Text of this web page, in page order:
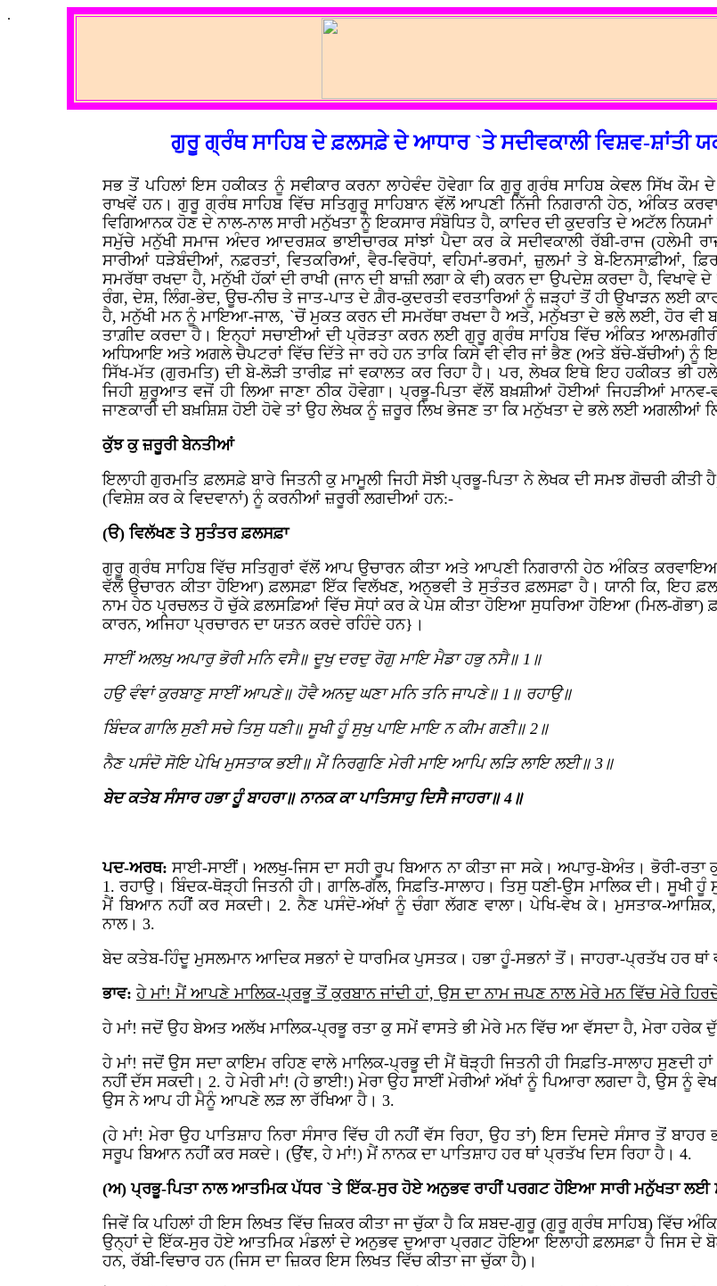
.
ਗੁਰੂ ਗ੍ਰੰਥ ਸਾਹਿਬ ਦੇ ਫ਼ਲਸਫ਼ੇ ਦੇ ਆਧਾਰ `ਤੇ ਸਦੀਵਕਾਲੀ ਵਿਸ਼ਵ-ਸ਼ਾਂਤੀ
ਸਭ ਤੋਂ ਪਹਿਲਾਂ ਇਸ ਹਕੀਕਤ ਨੂੰ ਸਵੀਕਾਰ ਕਰਨਾ ਲਾਹੇਵੰਦ ਹੋਵੇਗਾ ਕਿ ਗੁਰੂ ਗ੍ਰੰਥ ਸਾਹਿਬ ਕੇਵਲ ਸਿੱਖ
ਰਾਖਵੇਂ ਹਨ। ਗੁਰੂ ਗ੍ਰੰਥ ਸਾਹਿਬ ਵਿੱਚ ਸਤਿਗੁਰੂ ਸਾਹਿਬਾਨ ਵੱਲੋਂ ਆਪਣੀ ਨਿੱਜੀ ਨਿਗਰਾਨੀ ਹੇਠ, ਅੰਕਿਤ
ਵਿਗਿਆਨਕ ਹੋਣ ਦੇ ਨਾਲ-ਨਾਲ ਸਾਰੀ ਮਨੁੱਖਤਾ ਨੂੰ ਇਕਸਾਰ ਸੰਬੋਧਿਤ ਹੈ, ਕਾਦਿਰ ਦੀ ਕੁਦਰਤਿ ਦੇ ਅਟੱਲ
ਸਮੁੱਚੇ ਮਨੁੱਖੀ ਸਮਾਜ ਅੰਦਰ ਆਦਰਸ਼ਕ ਭਾਈਚਾਰਕ ਸਾਂਝਾਂ ਪੈਦਾ ਕਰ ਕੇ ਸਦੀਵਕਾਲੀ ਰੱਬੀ-ਰਾਜ (ਹਲੇਮੀ
ਸਾਰੀਆਂ ਧੜੇਬੰਦੀਆਂ, ਨਫ਼ਰਤਾਂ, ਵਿਤਕਰਿਆਂ, ਵੈਰ-ਵਿਰੋਧਾਂ, ਵਹਿਮਾਂ-ਭਰਮਾਂ, ਜ਼ੁਲਮਾਂ ਤੇ ਬੇ-ਇਨਸਾਫ਼ੀਆਂ,
ਸਮਰੱਥਾ ਰਖਦਾ ਹੈ, ਮਨੁੱਖੀ ਹੱਕਾਂ ਦੀ ਰਾਖੀ (ਜਾਨ ਦੀ ਬਾਜ਼ੀ ਲਗਾ ਕੇ ਵੀ) ਕਰਨ ਦਾ ਉਪਦੇਸ਼ ਕਰਦਾ ਹੈ, ਵਿਖਾਵੇ
ਰੰਗ, ਦੇਸ਼, ਲਿੰਗ-ਭੇਦ, ਊਚ-ਨੀਚ ਤੇ ਜਾਤ-ਪਾਤ ਦੇ ਗ਼ੈਰ-ਕੁਦਰਤੀ ਵਰਤਾਰਿਆਂ ਨੂੰ ਜ਼ੜ੍ਹਾਂ ਤੋਂ ਹੀ ਉਖਾੜਨ ਲਈ
ਹੈ, ਮਨੁੱਖੀ ਮਨ ਨੂੰ ਮਾਇਆ-ਜਾਲ, `ਚੋਂ ਮੁਕਤ ਕਰਨ ਦੀ ਸਮਰੱਥਾ ਰਖਦਾ ਹੈ ਅਤੇ, ਮਨੁੱਖਤਾ ਦੇ ਭਲੇ ਲਈ, ਹੋਰ ਵੀ
ਤਾਗ਼ੀਦ ਕਰਦਾ ਹੈ। ਇਨ੍ਹਾਂ ਸਚਾਈਆਂ ਦੀ ਪ੍ਰੋੜਤਾ ਕਰਨ ਲਈ ਗੁਰੂ ਗ੍ਰੰਥ ਸਾਹਿਬ ਵਿੱਚ ਅੰਕਿਤ
ਅਧਿਆਇ ਅਤੇ ਅਗਲੇ ਚੈਪਟਰਾਂ ਵਿੱਚ ਦਿੱਤੇ ਜਾ ਰਹੇ ਹਨ ਤਾਕਿ ਕਿਸੇ ਵੀ ਵੀਰ ਜਾਂ ਭੈਣ (ਅਤੇ ਬੱਚੇ-ਬੱਚੀਆਂ) ਨੂੰ
ਸਿੱਖ-ਮੱਤ (ਗੁਰਮਤਿ) ਦੀ ਬੇ-ਲੋੜੀ ਤਾਰੀਫ਼ ਜਾਂ ਵਕਾਲਤ ਕਰ ਰਿਹਾ ਹੈ। ਪਰ, ਲੇਖਕ ਇਥੇ ਇਹ ਹਕੀਕਤ ਭੀ
ਜਿਹੀ ਸ਼ੁਰੂਆਤ ਵਜੋਂ ਹੀ ਲਿਆ ਜਾਣਾ ਠੀਕ ਹੋਵੇਗਾ। ਪ੍ਰਭੂ-ਪਿਤਾ ਵੱਲੋਂ ਬਖ਼ਸ਼ੀਆਂ ਹੋਈਆਂ ਜਿਹੜੀਆਂ
ਜਾਣਕਾਰੀ ਦੀ ਬਖ਼ਸ਼ਿਸ਼ ਹੋਈ ਹੋਵੇ ਤਾਂ ਉਹ ਲੇਖਕ ਨੂੰ ਜ਼ਰੂਰ ਲਿਖ ਭੇਜਣ ਤਾ ਕਿ ਮਨੁੱਖਤਾ ਦੇ ਭਲੇ ਲਈ ਅਗਲੀਆਂ
ਕੁੱਝ ਕੁ ਜ਼ਰੂਰੀ ਬੇਨਤੀਆਂ
ਇਲਾਹੀ ਗੁਰਮਤਿ ਫ਼ਲਸਫ਼ੇ ਬਾਰੇ ਜਿਤਨੀ ਕੁ ਮਾਮੂਲੀ ਜਿਹੀ ਸੋਝੀ ਪ੍ਰਭੂ-ਪਿਤਾ ਨੇ ਲੇਖਕ ਦੀ ਸਮਝ ਗੋਚਰੀ
(ਵਿਸ਼ੇਸ਼ ਕਰ ਕੇ ਵਿਦਵਾਨਾਂ) ਨੂੰ ਕਰਨੀਆਂ ਜ਼ਰੂਰੀ ਲਗਦੀਆਂ ਹਨ:-
(ੳ) ਵਿਲੱਖਣ ਤੇ ਸੁਤੰਤਰ ਫ਼ਲਸਫ਼ਾ
ਗੁਰੂ ਗ੍ਰੰਥ ਸਾਹਿਬ ਵਿੱਚ ਸਤਿਗੁਰਾਂ ਵੱਲੋਂ ਆਪ ਉਚਾਰਨ ਕੀਤਾ ਅਤੇ ਆਪਣੀ ਨਿਗਰਾਨੀ ਹੇਠ ਅੰਕਿਤ
ਵੱਲੋਂ ਉਚਾਰਨ ਕੀਤਾ ਹੋਇਆ) ਫ਼ਲਸਫ਼ਾ ਇੱਕ ਵਿਲੱਖਣ, ਅਨੁਭਵੀ ਤੇ ਸੁਤੰਤਰ ਫ਼ਲਸਫ਼ਾ ਹੈ। ਯਾਨੀ ਕਿ, ਇਹ
ਨਾਮ ਹੇਠ ਪ੍ਰਚਲਤ ਹੋ ਚੁੱਕੇ ਫ਼ਲਸਫ਼ਿਆਂ ਵਿੱਚ ਸੋਧਾਂ ਕਰ ਕੇ ਪੇਸ਼ ਕੀਤਾ ਹੋਇਆ ਸੁਧਰਿਆ ਹੋਇਆ (ਮਿਲ-ਗੋਭਾ)
ਕਾਰਨ, ਅਜਿਹਾ ਪ੍ਰਚਾਰਨ ਦਾ ਯਤਨ ਕਰਦੇ ਰਹਿੰਦੇ ਹਨ}।
ਸਾਈਂ ਅਲਖੁ ਅਪਾਰੁ ਭੋਰੀ ਮਨਿ ਵਸੈ॥ ਦੂਖੁ ਦਰਦੁ ਰੋਗੁ ਮਾਇ ਮੈਡਾ ਹਭੁ ਨਸੈ॥ 1॥
ਹਉ ਵੰਞਾਂ ਕੁਰਬਾਣੁ ਸਾਈਂ ਆਪਣੇ॥ ਹੋਵੈ ਅਨਦੁ ਘਣਾ ਮਨਿ ਤਨਿ ਜਾਪਣੇ॥ 1॥ ਰਹਾਉ॥
ਬਿੰਦਕ ਗਾਲਿ ਸੁਣੀ ਸਚੇ ਤਿਸੁ ਧਣੀ॥ ਸੂਖੀ ਹੂੰ ਸੁਖੁ ਪਾਇ ਮਾਇ ਨ ਕੀਮ ਗਣੀ॥ 2॥
ਨੈਣ ਪਸੰਦੋ ਸੋਇ ਪੇਖਿ ਮੁਸਤਾਕ ਭਈ॥ ਮੈਂ ਨਿਰਗੁਣਿ ਮੇਰੀ ਮਾਇ ਆਪਿ ਲੜਿ ਲਾਇ ਲਈ॥ 3॥
ਬੇਦ ਕਤੇਬ ਸੰਸਾਰ ਹਭਾ ਹੂੰ ਬਾਹਰਾ॥ ਨਾਨਕ ਕਾ ਪਾਤਿਸਾਹੁ ਦਿਸੈ ਜਾਹਰਾ॥ 4॥
ਪਦ-ਅਰਥ:ਸਾਈ-ਸਾਈਂ। ਅਲਖੁ-ਜਿਸ ਦਾ ਸਹੀ ਰੂਪ ਬਿਆਨ ਨਾ ਕੀਤਾ ਜਾ ਸਕੇ। ਅਪਾਰੁ-ਬੇਅੰਤ। ਭੋਰੀ-ਰਤਾ
1. ਰਹਾਉ। ਬਿੰਦਕ-ਥੋੜ੍ਹੀ ਜਿਤਨੀ ਹੀ। ਗਾਲਿ-ਗੱਲ, ਸਿਫ਼ਤਿ-ਸਾਲਾਹ। ਤਿਸੁ ਧਣੀ-ਉਸ ਮਾਲਿਕ ਦੀ।
ਮੈਂ ਬਿਆਨ ਨਹੀਂ ਕਰ ਸਕਦੀ। 2. ਨੈਣ ਪਸੰਦੋ-ਅੱਖਾਂ ਨੂੰ ਚੰਗਾ ਲੱਗਣ ਵਾਲਾ। ਪੇਖਿ-ਵੇਖ ਕੇ। ਮੁਸਤਾਕ-
ਨਾਲ। 3.
ਬੇਦ ਕਤੇਬ-ਹਿੰਦੂ ਮੁਸਲਮਾਨ ਆਦਿਕ ਸਭਨਾਂ ਦੇ ਧਾਰਮਿਕ ਪੁਸਤਕ। ਹਭਾ ਹੂੰ-ਸਭਨਾਂ ਤੋਂ। ਜਾਹਰਾ-ਪ੍ਰਤੱਖ ਹਰ ਥਾਂ
ਭਾਵ:ਹੇ ਮਾਂ! ਮੈਂ ਆਪਣੇ ਮਾਲਿਕ-ਪ੍ਰਭੂ ਤੋਂ ਕੁਰਬਾਨ ਜਾਂਦੀ ਹਾਂ, ਉਸ ਦਾ ਨਾਮ ਜਪਣ ਨਾਲ ਮੇਰੇ ਮਨ ਵਿੱਚ ਮੇਰੇ
ਹੇ ਮਾਂ! ਜਦੋਂ ਉਹ ਬੇਅਤ ਅਲੱਖ ਮਾਲਿਕ-ਪ੍ਰਭੂ ਰਤਾ ਕੁ ਸਮੇਂ ਵਾਸਤੇ ਭੀ ਮੇਰੇ ਮਨ ਵਿੱਚ ਆ ਵੱਸਦਾ ਹੈ, ਮੇਰਾ ਹਰੇਕ
ਹੇ ਮਾਂ! ਜਦੋਂ ਉਸ ਸਦਾ ਕਾਇਮ ਰਹਿਣ ਵਾਲੇ ਮਾਲਿਕ-ਪ੍ਰਭੂ ਦੀ ਮੈਂ ਥੋੜ੍ਹੀ ਜਿਤਨੀ ਹੀ ਸਿਫ਼ਤਿ-ਸਾਲਾਹ
ਨਹੀਂ ਦੱਸ ਸਕਦੀ। 2. ਹੇ ਮੇਰੀ ਮਾਂ! (ਹੇ ਭਾਈ!) ਮੇਰਾ ਉਹ ਸਾਈਂ ਮੇਰੀਆਂ ਅੱਖਾਂ ਨੂੰ ਪਿਆਰਾ ਲਗਦਾ ਹੈ, ਉਸ ਨੂੰ
ਉਸ ਨੇ ਆਪ ਹੀ ਮੈਨੂੰ ਆਪਣੇ ਲੜ ਲਾ ਰੱਖਿਆ ਹੈ। 3.
(ਹੇ ਮਾਂ! ਮੇਰਾ ਉਹ ਪਾਤਿਸ਼ਾਹ ਨਿਰਾ ਸੰਸਾਰ ਵਿੱਚ ਹੀ ਨਹੀਂ ਵੱਸ ਰਿਹਾ, ਉਹ ਤਾਂ) ਇਸ ਦਿਸਦੇ ਸੰਸਾਰ ਤੋਂ
ਸਰੂਪ ਬਿਆਨ ਨਹੀਂ ਕਰ ਸਕਦੇ। (ਉਂਞ, ਹੇ ਮਾਂ!) ਮੈਂ ਨਾਨਕ ਦਾ ਪਾਤਿਸ਼ਾਹ ਹਰ ਥਾਂ ਪ੍ਰਤੱਖ ਦਿਸ ਰਿਹਾ ਹੈ। 4.
(ਅ) ਪ੍ਰਭੂ-ਪਿਤਾ ਨਾਲ ਆਤਮਿਕ ਪੱਧਰ `ਤੇ ਇੱਕ-ਸੁਰ ਹੋਏ ਅਨੁਭਵ ਰਾਹੀਂ ਪਰਗਟ ਹੋਇਆ ਸਾਰੀ ਮਨੁੱਖਤਾ ਲਈ
ਜਿਵੇਂ ਕਿ ਪਹਿਲਾਂ ਹੀ ਇਸ ਲਿਖਤ ਵਿੱਚ ਜ਼ਿਕਰ ਕੀਤਾ ਜਾ ਚੁੱਕਾ ਹੈ ਕਿ ਸ਼ਬਦ-ਗੁਰੂ (ਗੁਰੂ ਗ੍ਰੰਥ ਸਾਹਿਬ) ਵਿੱਚ
ਉਨ੍ਹਾਂ ਦੇ ਇੱਕ-ਸੁਰ ਹੋਏ ਆਤਮਿਕ ਮੰਡਲਾਂ ਦੇ ਅਨੁਭਵ ਦੁਆਰਾ ਪ੍ਰਗਟ ਹੋਇਆ ਇਲਾਹੀ ਫ਼ਲਸਫ਼ਾ ਹੈ ਜਿਸ ਦੇ
ਹਨ, ਰੱਬੀ-ਵਿਚਾਰ ਹਨ (ਜਿਸ ਦਾ ਜ਼ਿਕਰ ਇਸ ਲਿਖਤ ਵਿੱਚ ਕੀਤਾ ਜਾ ਚੁੱਕਾ ਹੈ)।